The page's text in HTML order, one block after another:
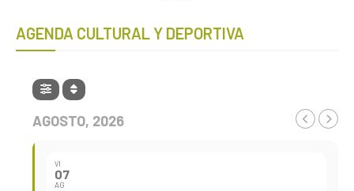
AGENDA CULTURAL Y DEPORTIVA
AGOSTO, 2026
VI
07
AG